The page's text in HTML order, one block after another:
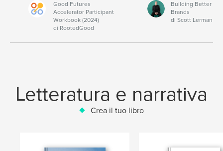
Good Futures
Accelerator Participant
Workbook (2024)
di RootedGood
Building Better
Brands
di Scott Lerman
Letteratura e narrativa
Crea il tuo libro